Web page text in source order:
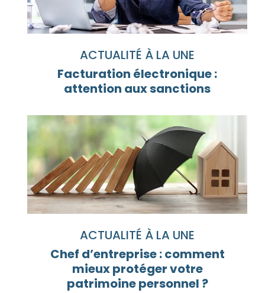
ACTUALITÉ À LA UNE
Facturation électronique :
attention aux sanctions
ACTUALITÉ À LA UNE
Chef d’entreprise : comment
mieux protéger votre
patrimoine personnel ?